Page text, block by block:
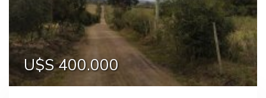
U$S 400.000